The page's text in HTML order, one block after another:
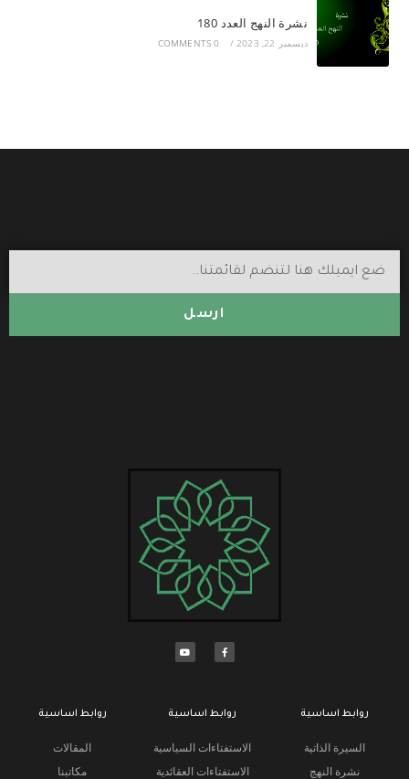
نشرة النهج العدد 180
ديسمبر 22, 2023 /
0 COMMENTS
ارسل
روابط اساسية
السيرة الذاتية
نشرة النهج
روابط اساسية
الاستفتاءات السياسية
الاستفتاءات العقائدية
روابط اساسية
المقالات
مكاتبنا